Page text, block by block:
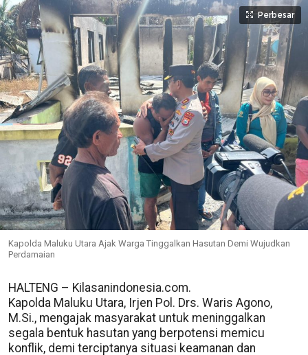
Perbesar
Kapolda Maluku Utara Ajak Warga Tinggalkan Hasutan Demi Wujudkan
Perdamaian
HALTENG – Kilasanindonesia.com.
Kapolda Maluku Utara, Irjen Pol. Drs. Waris Agono,
M.Si., mengajak masyarakat untuk meninggalkan
segala bentuk hasutan yang berpotensi memicu
konflik, demi terciptanya situasi keamanan dan